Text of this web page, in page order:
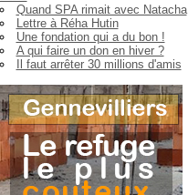
Quand SPA rimait avec Natacha
Lettre à Réha Hutin
Une fondation qui a du bon !
A qui faire un don en hiver ?
Il faut arrêter 30 millions d'amis